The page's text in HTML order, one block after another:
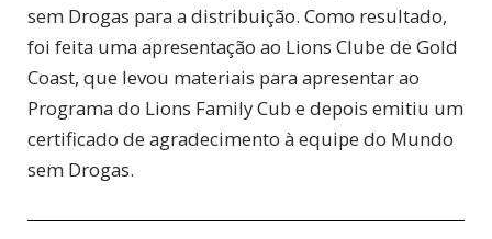
sem Drogas para a distribuição. Como resultado,
foi feita uma apresentação ao Lions Clube de Gold
Coast, que levou materiais para apresentar ao
Programa do Lions Family Cub e depois emitiu um
certificado de agradecimento à equipe do Mundo
sem Drogas.